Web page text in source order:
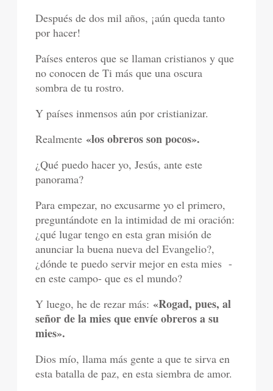
Después de dos mil años, ¡aún queda tanto
por hacer!
Países enteros que se llaman cristianos y que
no conocen de Ti más que una oscura
sombra de tu rostro.
Y países inmensos aún por cristianizar.
Realmente«los obreros son pocos».
¿Qué puedo hacer yo, Jesús, ante este
panorama?
Para empezar, no excusarme yo el primero,
preguntándote en la intimidad de mi oración:
¿qué lugar tengo en esta gran misión de
anunciar la buena nueva del Evangelio?,
¿dónde te puedo servir mejor en esta mies -
en este campo- que es el mundo?
Y luego, he de rezar más:«Rogad, pues, al
señor de la mies que envíe obreros a su
mies».
Dios mío, llama más gente a que te sirva en
esta batalla de paz, en esta siembra de amor.